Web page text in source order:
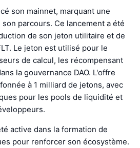
son mainnet, marquant une
parcours. Ce lancement a été
de son jeton utilitaire et de
Le jeton est utilisé pour le
de calcul, les récompensant
la gouvernance DAO. L'offre
à 1 milliard de jetons, avec
pour les pools de liquidité et
active dans la formation de
pour renforcer son écosystème.